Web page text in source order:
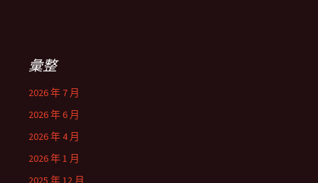
彙整
2026 年 7 月
2026 年 6 月
2026 年 4 月
2026 年 1 月
2025 年 12 月